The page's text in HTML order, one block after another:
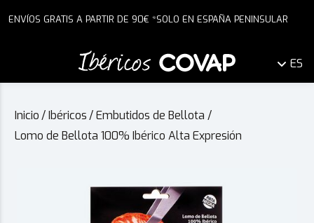
ENVÍOS GRATIS A PARTIR DE 90€ *SOLO EN ESPAÑA PENINSULAR
ES
Inicio /Ibéricos /Embutidos de Bellota /
Lomo de Bellota 100% Ibérico Alta Expresión